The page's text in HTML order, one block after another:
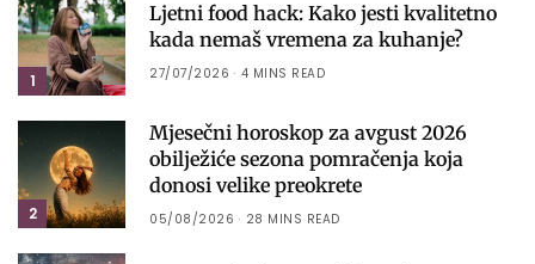
1
Ljetni food hack: Kako jesti kvalitetno
kada nemaš vremena za kuhanje?
27/07/2026 4 MINS READ
2
Mjesečni horoskop za avgust 2026
obilježiće sezona pomračenja koja
donosi velike preokrete
05/08/2026 28 MINS READ